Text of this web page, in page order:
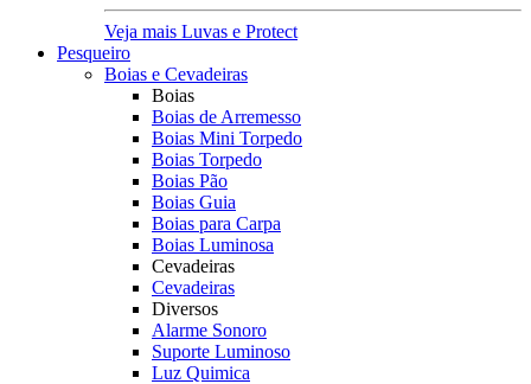
Veja mais Luvas e Protect
Pesqueiro
Boias e Cevadeiras
Boias
Boias de Arremesso
Boias Mini Torpedo
Boias Torpedo
Boias Pão
Boias Guia
Boias para Carpa
Boias Luminosa
Cevadeiras
Cevadeiras
Diversos
Alarme Sonoro
Suporte Luminoso
Luz Quimica